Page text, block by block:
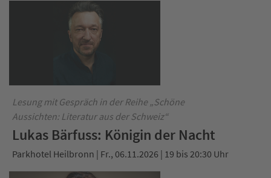
Lesung mit Gespräch in der Reihe „Schöne
Aussichten: Literatur aus der Schweiz“
Lukas Bärfuss: Königin der Nacht
Parkhotel Heilbronn | Fr., 06.11.2026 | 19 bis 20:30 Uhr